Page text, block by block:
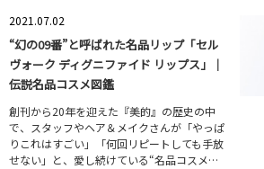
2021.07.02
“幻の09番”と呼ばれた名品リップ「セル
ヴォーク ディグニファイド リップス」｜
伝説名品コスメ図鑑
創刊から20年を迎えた『美的』の歴史の中
で、スタッフやヘア＆メイクさんが「やっぱ
りこれはすごい」「何回リピートしても手放
せない」と、愛し続けている“名品コスメ…